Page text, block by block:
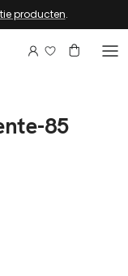
producten.
AccountLog in om
85